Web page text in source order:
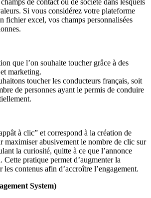
de contact ou de société dans lesquels
Si vous considérez votre plateforme
fichier excel, vos champs personnalisées
que l’on souhaite toucher grâce à des
marketing.
toucher les conducteurs français, soit
de personnes ayant le permis de conduire
à clic” et correspond à la création de
maximiser abusivement le nombre de clic sur
la curiosité, quitte à ce que l’annonce
Cette pratique permet d’augmenter la
contenus afin d’accroître l’engagement.
System)